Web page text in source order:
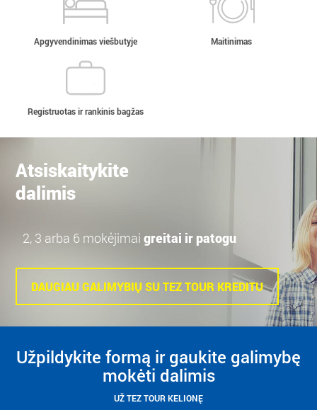
Apgyvendinimas viešbutyje Maitinimas
Registruotas ir rankinis bagžas
Atsiskaitykite
dalimis
2, 3 arba 6 mokėjimaigreitai ir patogu
DAUGIAU GALIMYBIŲ SU TEZ TOUR KREDITU
Užpildykite formą ir gaukite galimybę
mokėti dalimis
UŽ TEZ TOUR KELIONĘ